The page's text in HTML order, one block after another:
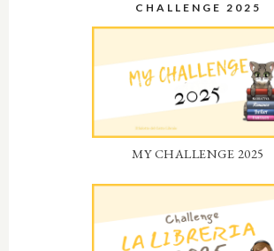
CHALLENGE 2025
MY CHALLENGE 2025